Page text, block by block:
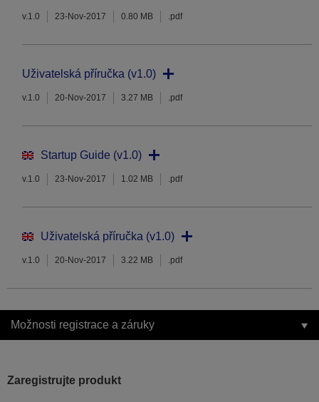
v.1.0 23-Nov-2017 0.80 MB .pdf
Uživatelská příručka (v1.0)
v.1.0 20-Nov-2017 3.27 MB .pdf
Startup Guide (v1.0)
v.1.0 23-Nov-2017 1.02 MB .pdf
Uživatelská příručka (v1.0)
v.1.0 20-Nov-2017 3.22 MB .pdf
Možnosti registrace a záruky
Zaregistrujte produkt